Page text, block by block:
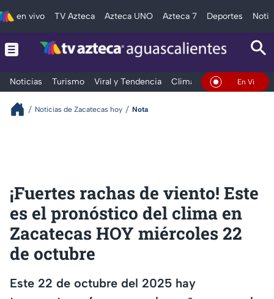
en vivo TV Azteca Azteca UNO Azteca 7 Deportes
Noticias Turismo Viral y Tendencia Clima DeportesEn Vivo
Noticias de Zacatecas hoy Nota
¡Fuertes rachas de viento! Este
es el pronóstico del clima en
Zacatecas HOY miércoles 22
de octubre
Este 22 de octubre del 2025 hay